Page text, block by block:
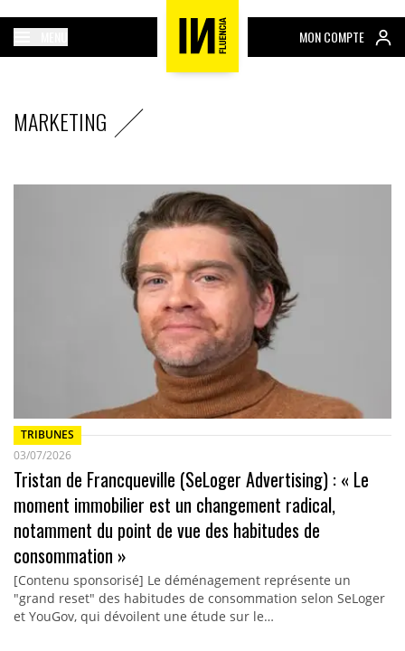
MON COMPTE
MARKETING
TRIBUNES
03/07/2026
Tristan de Francqueville (SeLoger Advertising) : « Le
moment immobilier est un changement radical,
notamment du point de vue des habitudes de
consommation »
[Contenu sponsorisé] Le déménagement représente un
"grand reset" des habitudes de consommation selon SeLoger
et YouGov, qui dévoilent une étude sur le…